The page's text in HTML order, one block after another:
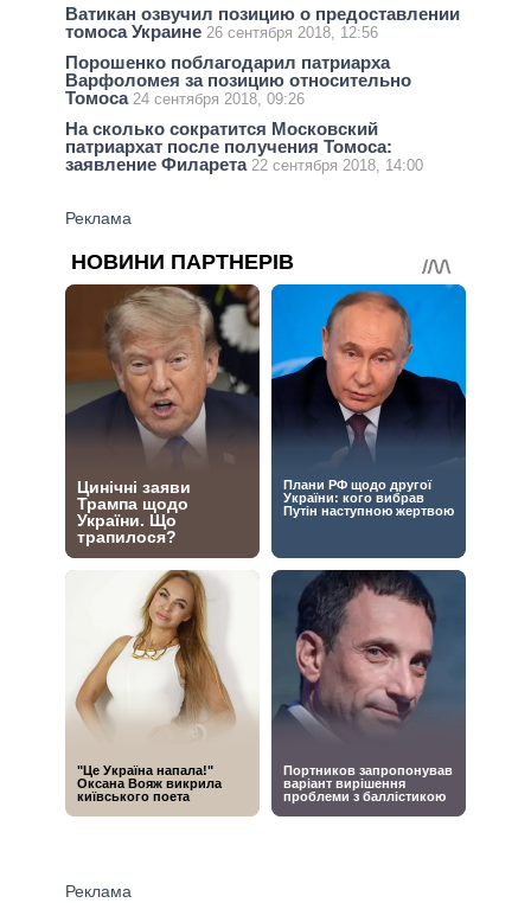
Ватикан озвучил позицию о предоставлении
томоса Украине 26 сентября 2018, 12:56
Порошенко поблагодарил патриарха
Варфоломея за позицию относительно
Томоса 24 сентября 2018, 09:26
На сколько сократится Московский
патриархат после получения Томоса:
заявление Филарета 22 сентября 2018, 14:00